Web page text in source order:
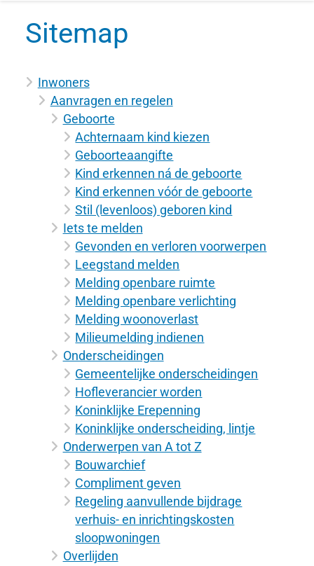
Sitemap
Inwoners
Aanvragen en regelen
Geboorte
Achternaam kind kiezen
Geboorteaangifte
Kind erkennen ná de geboorte
Kind erkennen vóór de geboorte
Stil (levenloos) geboren kind
Iets te melden
Gevonden en verloren voorwerpen
Leegstand melden
Melding openbare ruimte
Melding openbare verlichting
Melding woonoverlast
Milieumelding indienen
Onderscheidingen
Gemeentelijke onderscheidingen
Hofleverancier worden
Koninklijke Erepenning
Koninklijke onderscheiding, lintje
Onderwerpen van A tot Z
Bouwarchief
Compliment geven
Regeling aanvullende bijdrage
verhuis- en inrichtingskosten
sloopwoningen
Overlijden